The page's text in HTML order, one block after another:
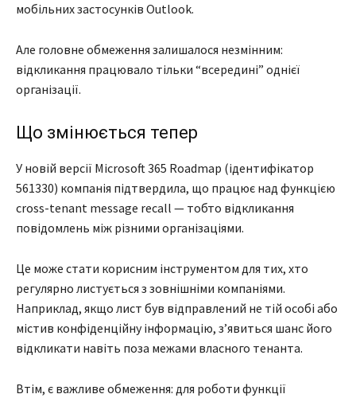
мобільних застосунків Outlook.
Але головне обмеження залишалося незмінним:
відкликання працювало тільки “всередині” однієї
організації.
Що змінюється тепер
У новій версії Microsoft 365 Roadmap (ідентифікатор
561330) компанія підтвердила, що працює над функцією
cross-tenant message recall — тобто відкликання
повідомлень між різними організаціями.
Це може стати корисним інструментом для тих, хто
регулярно листується з зовнішніми компаніями.
Наприклад, якщо лист був відправлений не тій особі або
містив конфіденційну інформацію, з’явиться шанс його
відкликати навіть поза межами власного тенанта.
Втім, є важливе обмеження: для роботи функції